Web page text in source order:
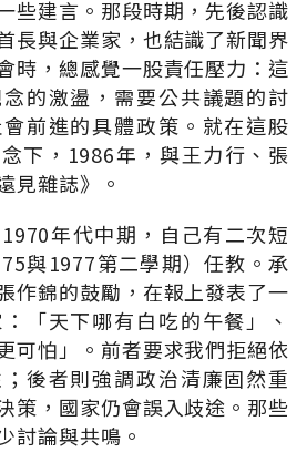
些建言。那段時期，先後認識
長與企業家，也結識了新聞界
時，總感覺一股責任壓力：這
的激盪，需要公共議題的討
前進的具體政策。就在這股
下，1986年，與王力行、張
見雜誌》。
年代中期，自己有二次短
與1977第二學期）任教。承
作錦的鼓勵，在報上發表了一
「天下哪有白吃的午餐」、
可怕」。前者要求我們拒絕依
後者則強調政治清廉固然重
策，國家仍會誤入歧途。那些
討論與共鳴。